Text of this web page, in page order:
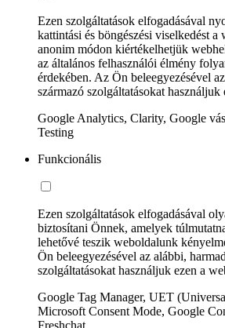
Ezen szolgáltatások elfogadásával
kattintási és böngészési viselkedést
anonim módon kiértékelhetjük
az általános felhasználói élmény
érdekében. Az Ön beleegyezésével
származó szolgáltatásokat
Google Analytics, Clarity, Google
Testing
Funkcionális
Ezen szolgáltatások elfogadásával
biztosítani Önnek, amelyek
lehetővé teszik weboldalunk
Ön beleegyezésével az alábbi,
szolgáltatásokat használjuk ezen a
Google Tag Manager, UET
Microsoft Consent Mode, Google
Freshchat